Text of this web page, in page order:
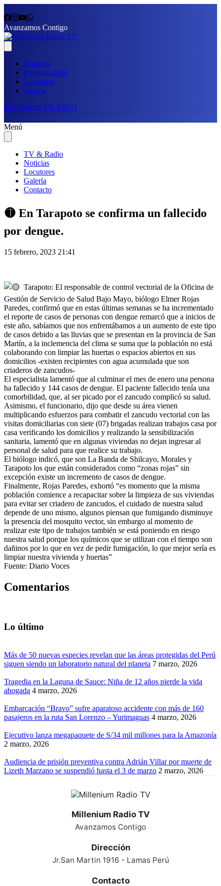
Avanzamos Contigo
Noticias
Programación
Locutores
Galería
📩 Contacto EN VIVO
Menú
TV & Radio
Noticias
Locutores
Galería
Contacto
🟡 En Tarapoto se confirma un fallecido
por dengue.
15 febrero, 2023 21:41
Tarapoto: El responsable de control vectorial de la Oficina de
Gestión de Servicio de Salud Bajo Mayo, biólogo Elmer Rojas
Paredes, confirmó que en estas últimas semanas se ha incrementado
el reporte de casos de personas con dengue remarcó que a inicios de
este año, sabíamos que nos enfrentábamos a un aumento de este tipo
de casos debido a las lluvias que se presentan en la provincia de San
Martín, a la inclemencia del clima se suma que la población no está
colaborando con limpiar las huertas o espacios abiertos en sus
domicilios -existen recipientes con agua acumulada que son
criaderos de zancudos-
El especialista lamentó que al culminar el mes de enero una persona
ha fallecido y 144 casos de dengue. El paciente fallecido tenía una
comorbilidad, que, al ser picado por el zancudo complicó su salud.
Asimismo, el funcionario, dijo que desde su área vienen
multiplicando esfuerzos para combatir el zancudo vectorial con las
visitas domiciliarias con siete (07) brigadas realizan trabajos casa por
casa verificando los domicilios y realizando la sensibilización
sanitaria, lamentó que en algunas viviendas no dejan ingresar al
personal de salud para que realice su trabajo.
El biólogo indicó, que son La Banda de Shilcayo, Morales y
Tarapoto los que están considerados como “zonas rojas” sin
excepción existe un incremento de casos de dengue.
Finalmente, Rojas Paredes, exhortó “es momento que la misma
población comience a recapacitar sobre la limpieza de sus viviendas
para evitar ser criadero de zancudos, el cuidado de nuestra salud
depende de uno mismo, algunos piensan que fumigando disminuye
la presencia del mosquito vector, sin embargo al momento de
realizar este tipo de trabajos también se está poniendo en riesgo
nuestra salud porque los químicos que se utilizan con el tiempo son
dañinos por lo que en vez de pedir fumigación, lo que mejor sería es
limpiar nuestra vivienda y huertas”
Fuente: Diario Voces
Comentarios
Lo último
Más de 50 nuevas especies revelan que las áreas protegidas del Perú
siguen siendo un laboratorio natural del planeta 7 marzo, 2026
Tragedia en la Laguna de Sauce: Niña de 12 años pierde la vida
ahogada 4 marzo, 2026
Embarcación “Bravo” sufre aparatoso accidente con más de 160
pasajeros en la ruta San Lorenzo – Yurimaguas 4 marzo, 2026
Ejecutivo lanza megapaquete de S/34 mil millones para la Amazonía
2 marzo, 2026
Audiencia de prisión preventiva contra Adrián Villar por muerte de
Lizeth Marzano se suspendió hasta el 3 de marzo 2 marzo, 2026
Millenium Radio TV
Avanzamos Contigo
Dirección
Jr.San Martin 1916 - Lamas Perú
Contacto